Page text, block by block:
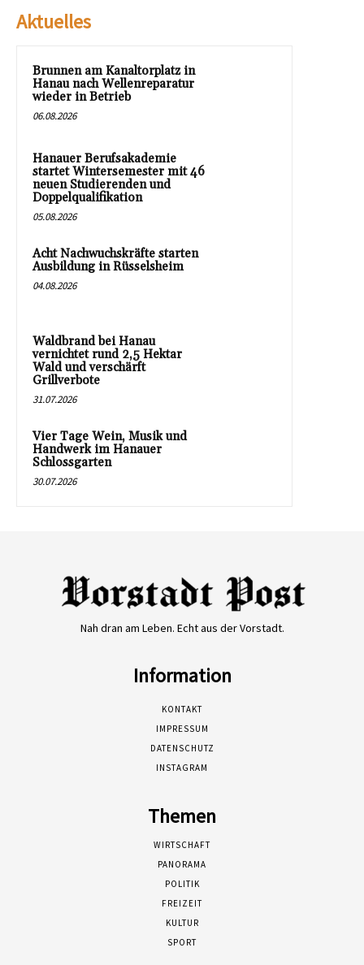
Aktuelles
Brunnen am Kanaltorplatz in
Hanau nach Wellenreparatur
wieder in Betrieb
06.08.2026
Hanauer Berufsakademie
startet Wintersemester mit 46
neuen Studierenden und
Doppelqualifikation
05.08.2026
Acht Nachwuchskräfte starten
Ausbildung in Rüsselsheim
04.08.2026
Waldbrand bei Hanau
vernichtet rund 2,5 Hektar
Wald und verschärft
Grillverbote
31.07.2026
Vier Tage Wein, Musik und
Handwerk im Hanauer
Schlossgarten
30.07.2026
Nah dran am Leben. Echt aus der Vorstadt.
Information
KONTAKT
IMPRESSUM
DATENSCHUTZ
INSTAGRAM
Themen
WIRTSCHAFT
PANORAMA
POLITIK
FREIZEIT
KULTUR
SPORT